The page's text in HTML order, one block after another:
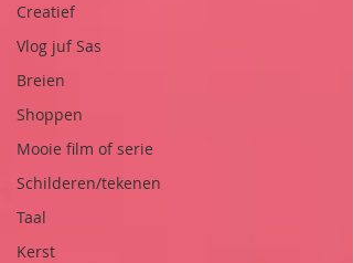
Creatief
Vlog juf Sas
Breien
Shoppen
Mooie film of serie
Schilderen/tekenen
Taal
Kerst